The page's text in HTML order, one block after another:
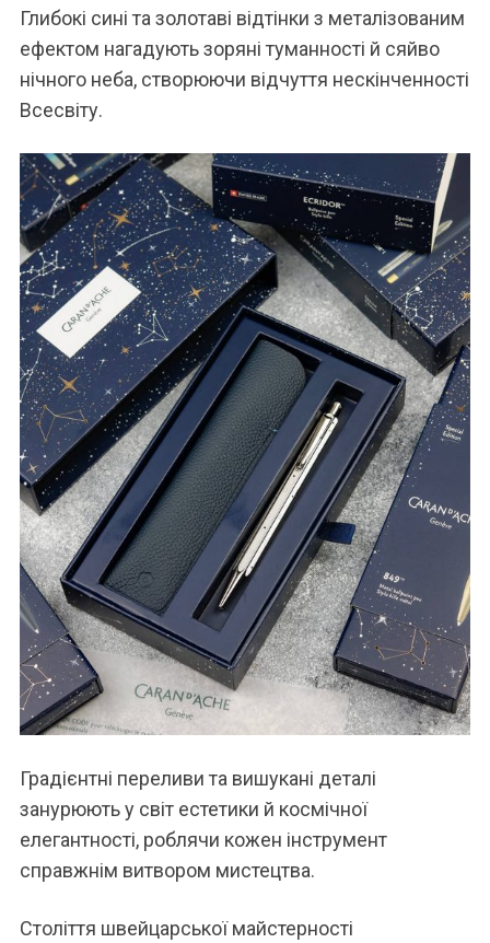
Глибокі сині та золотаві відтінки з металізованим
ефектом нагадують зоряні туманності й сяйво
нічного неба, створюючи відчуття нескінченності
Всесвіту.
Градієнтні переливи та вишукані деталі
занурюють у світ естетики й космічної
елегантності, роблячи кожен інструмент
справжнім витвором мистецтва.
Століття швейцарської майстерності